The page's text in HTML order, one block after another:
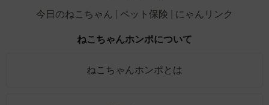
今日のねこちゃん
ペット保険 にゃんリンク
ねこちゃんホンポについて
ねこちゃんホンポとは